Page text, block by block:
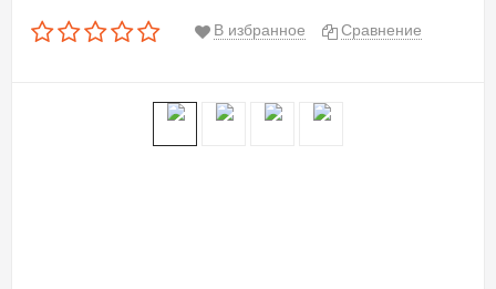
В избранное Сравнение